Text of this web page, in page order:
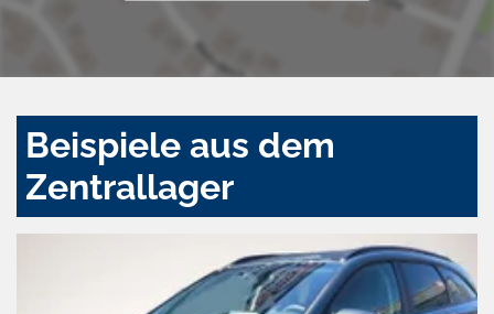
Beispiele aus dem
Zentrallager